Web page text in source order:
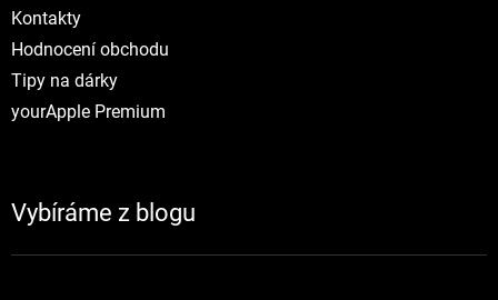
Kontakty
Hodnocení obchodu
Tipy na dárky
yourApple Premium
Vybíráme z blogu